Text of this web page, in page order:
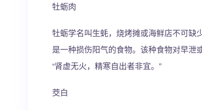
牡蛎肉
牡蛎学名叫生蚝，烧烤摊或海鲜店不可缺
是一种损伤阳气的食物。该种食物对早泄
“肾虚无火，精寒自出者非宜。”
茭白